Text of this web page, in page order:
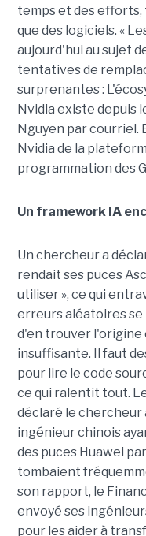
temps et des efforts,
que des logiciels. «
aujourd'hui au sujet
tentatives de
surprenantes :
Nvidia existe depuis
Nguyen par
Nvidia de la
programmation des
Un framework IA
Un chercheur a
rendait ses puces
utiliser », ce qui
erreurs aléatoires
d'en trouver l'origine
insuffisante. Il faut
pour lire le code
ce qui ralentit tout.
déclaré le chercheur
ingénieur chinois
des puces Huawei
tombaient
son rapport, le
envoyé ses
pour les aider à